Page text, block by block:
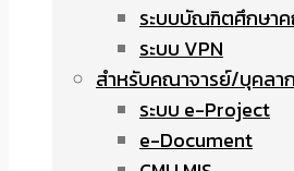
ระบบบัณฑิตศึกษา
ระบบ VPN
สำหรับคณาจารย์/บุคลา
ระบบ e-Project
e-Document